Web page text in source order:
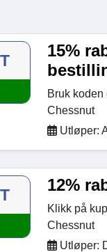
15%
Bruk
Chessnut
Utløper:
12%
Klikk på
Chessnut
Utløper: